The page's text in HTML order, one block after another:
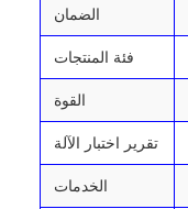
الضمان
فئة المنتجات
القوة
تقرير اختبار الآلة
الخدمات